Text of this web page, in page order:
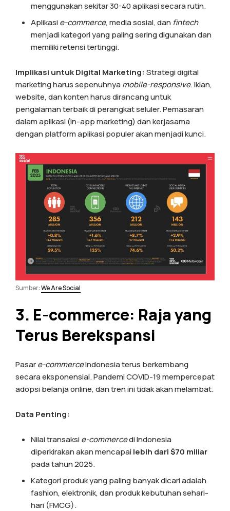
menggunakan sekitar 30-40 aplikasi secara rutin.
Aplikasie-commerce, media sosial, dan fintech
menjadi kategori yang paling sering digunakan dan
memiliki retensi tertinggi.
Implikasi untuk Digital Marketing: Strategi digital
marketing harus sepenuhnya mobile-responsive. Iklan,
website, dan konten harus dirancang untuk
pengalaman terbaik di perangkat seluler. Pemasaran
dalam aplikasi (in-app marketing) dan kerjasama
dengan platform aplikasi populer akan menjadi kunci.
Sumber:We Are Social
3. E-commerce: Raja yang
Terus Berekspansi
Pasare-commerceIndonesia terus berkembang
secara eksponensial. Pandemi COVID-19 mempercepat
adopsi belanja online, dan tren ini tidak akan melambat.
Data Penting:
Nilai transaksie-commercedi Indonesia
diperkirakan akan mencapailebih dari $70 miliar
pada tahun 2025.
Kategori produk yang paling banyak dicari adalah
fashion, elektronik, dan produk kebutuhan sehari-
hari (FMCG).